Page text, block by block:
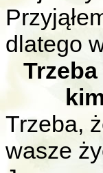
dlatego
Trzeba,
wasze